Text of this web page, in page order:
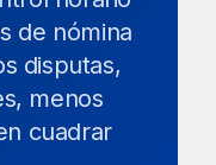
de nómina
disputas,
menos
cuadrar